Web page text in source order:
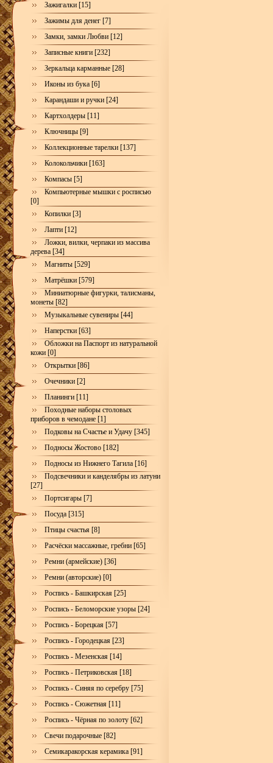
Зажигалки [15]
Зажимы для денег [7]
Замки, замки Любви [12]
Записные книги [232]
Зеркальца карманные [28]
Иконы из бука [6]
Карандаши и ручки [24]
Картхолдеры [11]
Ключницы [9]
Коллекционные тарелки [137]
Колокольчики [163]
Компасы [5]
Компьютерные мышки с росписью
[0]
Копилки [3]
Лапти [12]
Ложки, вилки, черпаки из массива
дерева [34]
Магниты [529]
Матрёшки [579]
Миниатюрные фигурки, талисманы,
монеты [82]
Музыкальные сувениры [44]
Наперстки [63]
Обложки на Паспорт из натуральной
кожи [0]
Открытки [86]
Очечники [2]
Планинги [11]
Походные наборы столовых
приборов в чемодане [1]
Подковы на Счастье и Удачу [345]
Подносы Жостово [182]
Подносы из Нижнего Тагила [16]
Подсвечники и канделябры из латуни
[27]
Портсигары [7]
Посуда [315]
Птицы счастья [8]
Расчёски массажные, гребни [65]
Ремни (армейские) [36]
Ремни (авторские) [0]
Роспись - Башкирская [25]
Роспись - Беломорские узоры [24]
Роспись - Борецкая [57]
Роспись - Городецкая [23]
Роспись - Мезенская [14]
Роспись - Петриковская [18]
Роспись - Синяя по серебру [75]
Роспись - Сюжетная [11]
Роспись - Чёрная по золоту [62]
Свечи подарочные [82]
Семикаракорская керамика [91]